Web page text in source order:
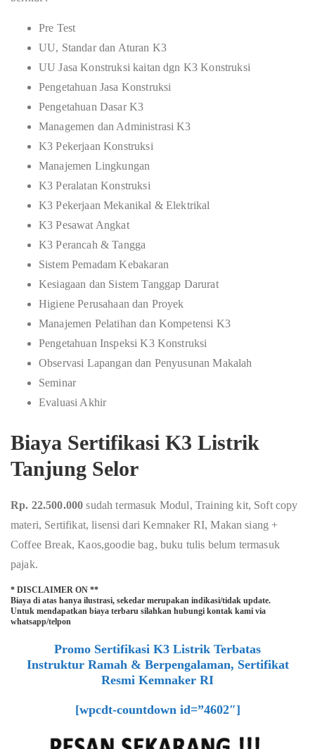
Pre Test
UU, Standar dan Aturan K3
UU Jasa Konstruksi kaitan dgn K3 Konstruksi
Pengetahuan Jasa Konstruksi
Pengetahuan Dasar K3
Managemen dan Administrasi K3
K3 Pekerjaan Konstruksi
Manajemen Lingkungan
K3 Peralatan Konstruksi
K3 Pekerjaan Mekanikal & Elektrikal
K3 Pesawat Angkat
K3 Perancah & Tangga
Sistem Pemadam Kebakaran
Kesiagaan dan Sistem Tanggap Darurat
Higiene Perusahaan dan Proyek
Manajemen Pelatihan dan Kompetensi K3
Pengetahuan Inspeksi K3 Konstruksi
Observasi Lapangan dan Penyusunan Makalah
Seminar
Evaluasi Akhir
Biaya Sertifikasi K3 Listrik
Tanjung Selor
Rp. 22.500.000sudah termasuk Modul, Training kit, Soft copy
materi, Sertifikat, lisensi dari Kemnaker RI, Makan siang +
Coffee Break, Kaos,goodie bag, buku tulis belum termasuk
pajak.
* DISCLAIMER ON **
Biaya di atas hanya ilustrasi, sekedar merupakan indikasi/tidak update.
Untuk mendapatkan biaya terbaru silahkan hubungi kontak kami via
whatsapp/telpon
Promo Sertifikasi K3 Listrik Terbatas
Instruktur Ramah & Berpengalaman, Sertifikat
Resmi Kemnaker RI
[wpcdt-countdown id=”4602″]